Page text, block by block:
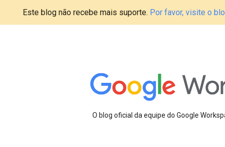
Este blog não recebe mais suporte. Por favor, visite o
O blog oficial da equipe do Google